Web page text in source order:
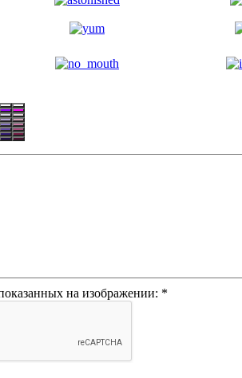
на изображении: *